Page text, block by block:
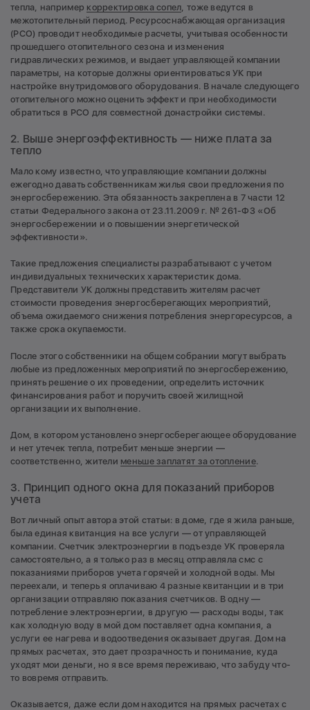
тепла, например корректировка сопел, тоже ведутся в
межотопительный период. Ресурсоснабжающая организация
(РСО) проводит необходимые расчеты, учитывая особенности
прошедшего отопительного сезона и изменения
гидравлических режимов, и выдает управляющей компании
параметры, на которые должны ориентироваться УК при
настройке внутридомового оборудования. В начале следующего
отопительного можно оценить эффект и при необходимости
обратиться в РСО для совместной донастройки системы.
2. Выше энергоэффективность — ниже плата за
тепло
Мало кому известно, что управляющие компании должны
ежегодно давать собственникам жилья свои предложения по
энергосбережению. Эта обязанность закреплена в 7 части 12
статьи Федерального закона от 23.11.2009 г. № 261-ФЗ «Об
энергосбережении и о повышении энергетической
эффективности».
Такие предложения специалисты разрабатывают с учетом
индивидуальных технических характеристик дома.
Представители УК должны представить жителям расчет
стоимости проведения энергосберегающих мероприятий,
объема ожидаемого снижения потребления энергоресурсов, а
также срока окупаемости.
После этого собственники на общем собрании могут выбрать
любые из предложенных мероприятий по энергосбережению,
принять решение о их проведении, определить источник
финансирования работ и поручить своей жилищной
организации их выполнение.
Дом, в котором установлено энергосберегающее оборудование
и нет утечек тепла, потребит меньше энергии —
соответственно, жители меньше заплатят за отопление.
3. Принцип одного окна для показаний приборов
учета
Вот личный опыт автора этой статьи: в доме, где я жила раньше,
была единая квитанция на все услуги — от управляющей
компании. Счетчик электроэнергии в подъезде УК проверяла
самостоятельно, а я только раз в месяц отправляла смс с
показаниями приборов учета горячей и холодной воды. Мы
переехали, и теперь я оплачиваю 4 разные квитанции и в три
организации отправляю показания счетчиков. В одну —
потребление электроэнергии, в другую — расходы воды, так
как холодную воду в мой дом поставляет одна компания, а
услуги ее нагрева и водоотведения оказывает другая. Дом на
прямых расчетах, это дает прозрачность и понимание, куда
уходят мои деньги, но я все время переживаю, что забуду что-
то вовремя отправить.
Оказывается, даже если дом находится на прямых расчетах с